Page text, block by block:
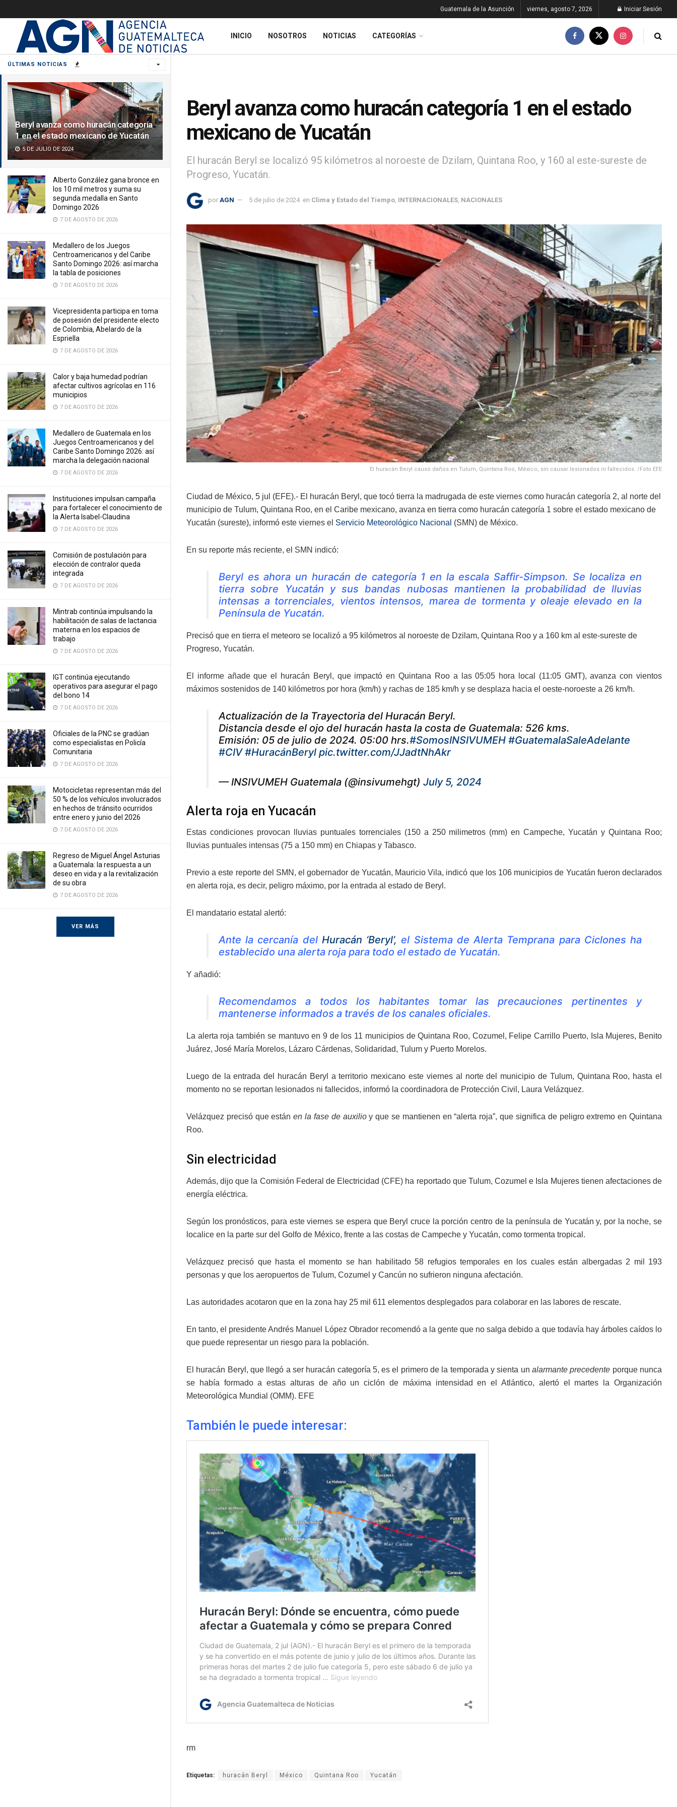
ÚLTIMAS NOTICIAS
Beryl avanza como huracán categoría
1 en el estado mexicano de Yucatán
5 DE JULIO DE 2024
Alberto González gana bronce en
los 10 mil metros y suma su
segunda medalla en Santo
Domingo 2026
7 DE AGOSTO DE 2026
Medallero de los Juegos
Centroamericanos y del Caribe
Santo Domingo 2026: así marcha
la tabla de posiciones
7 DE AGOSTO DE 2026
Vicepresidenta participa en toma
de posesión del presidente electo
de Colombia, Abelardo de la
Espriella
7 DE AGOSTO DE 2026
Calor y baja humedad podrían
afectar cultivos agrícolas en 116
municipios
7 DE AGOSTO DE 2026
Medallero de Guatemala en los
Juegos Centroamericanos y del
Caribe Santo Domingo 2026: así
marcha la delegación nacional
7 DE AGOSTO DE 2026
Instituciones impulsan campaña
para fortalecer el conocimiento de
la Alerta Isabel-Claudina
7 DE AGOSTO DE 2026
Comisión de postulación para
elección de contralor queda
integrada
7 DE AGOSTO DE 2026
Mintrab continúa impulsando la
habilitación de salas de lactancia
materna en los espacios de
trabajo
7 DE AGOSTO DE 2026
IGT continúa ejecutando
operativos para asegurar el pago
del bono 14
7 DE AGOSTO DE 2026
Oficiales de la PNC se gradúan
como especialistas en Policía
Comunitaria
7 DE AGOSTO DE 2026
Motocicletas representan más del
50 % de los vehículos involucrados
en hechos de tránsito ocurridos
entre enero y junio del 2026
7 DE AGOSTO DE 2026
Regreso de Miguel Ángel Asturias
a Guatemala: la respuesta a un
deseo en vida y a la revitalización
de su obra
7 DE AGOSTO DE 2026
VER MÁS
Guatemala de la Asunción viernes, agosto 7, 2026 Iniciar Sesión
INICIO NOSOTROS NOTICIAS CATEGORÍAS
Beryl avanza como huracán categoría 1 en el estado
mexicano de Yucatán
El huracán Beryl se localizó 95 kilómetros al noroeste de Dzilam, Quintana Roo, y 160 al este-sureste de
Progreso, Yucatán.
por AGN 5 de julio de 2024 en Clima y Estado del Tiempo INTERNACIONALES NACIONALES
El huracán Beryl causó daños en Tulum, Quintana Roo, México, sin causar lesionados ni fallecidos. /Foto EFE
Ciudad de México, 5 jul (EFE).- El huracán Beryl, que tocó tierra la madrugada de este viernes como huracán categoría 2, al norte del
municipio de Tulum, Quintana Roo, en el Caribe mexicano, avanza en tierra como huracán categoría 1 sobre el estado mexicano de
Yucatán (sureste), informó este viernes el Servicio Meteorológico Nacional (SMN) de México.
En su reporte más reciente, el SMN indicó:
Beryl es ahora un huracán de categoría 1 en la escala Saffir-Simpson. Se localiza en
tierra sobre Yucatán y sus bandas nubosas mantienen la probabilidad de lluvias
intensas a torrenciales, vientos intensos, marea de tormenta y oleaje elevado en la
Península de Yucatán.
Precisó que en tierra el meteoro se localizó a 95 kilómetros al noroeste de Dzilam, Quintana Roo y a 160 km al este-sureste de
Progreso, Yucatán.
El informe añade que el huracán Beryl, que impactó en Quintana Roo a las 05:05 hora local (11:05 GMT), avanza con vientos
máximos sostenidos de 140 kilómetros por hora (km/h) y rachas de 185 km/h y se desplaza hacia el oeste-noroeste a 26 km/h.
Actualización de la Trayectoria del Huracán Beryl.
Distancia desde el ojo del huracán hasta la costa de Guatemala: 526 kms.
Emisión: 05 de julio de 2024. 05:00 hrs.#SomosINSIVUMEH #GuatemalaSaleAdelante
#CIV #HuracánBeryl pic.twitter.com/JJadtNhAkr
— INSIVUMEH Guatemala (@insivumehgt) July 5, 2024
Alerta roja en Yucacán
Estas condiciones provocan lluvias puntuales torrenciales (150 a 250 milimetros (mm) en Campeche, Yucatán y Quintana Roo;
lluvias puntuales intensas (75 a 150 mm) en Chiapas y Tabasco.
Previo a este reporte del SMN, el gobernador de Yucatán, Mauricio Vila, indicó que los 106 municipios de Yucatán fueron declarados
en alerta roja, es decir, peligro máximo, por la entrada al estado de Beryl.
El mandatario estatal alertó:
Ante la cercanía del Huracán ‘Beryl’, el Sistema de Alerta Temprana para Ciclones ha
establecido una alerta roja para todo el estado de Yucatán.
Y añadió:
Recomendamos a todos los habitantes tomar las precauciones pertinentes y
mantenerse informados a través de los canales oficiales.
La alerta roja también se mantuvo en 9 de los 11 municipios de Quintana Roo, Cozumel, Felipe Carrillo Puerto, Isla Mujeres, Benito
Juárez, José María Morelos, Lázaro Cárdenas, Solidaridad, Tulum y Puerto Morelos.
Luego de la entrada del huracán Beryl a territorio mexicano este viernes al norte del municipio de Tulum, Quintana Roo, hasta el
momento no se reportan lesionados ni fallecidos, informó la coordinadora de Protección Civil, Laura Velázquez.
Velázquez precisó que estánen la fase de auxilioy que se mantienen en “alerta roja”, que significa de peligro extremo en Quintana
Roo.
Sin electricidad
Además, dijo que la Comisión Federal de Electricidad (CFE) ha reportado que Tulum, Cozumel e Isla Mujeres tienen afectaciones de
energía eléctrica.
Según los pronósticos, para este viernes se espera que Beryl cruce la porción centro de la península de Yucatán y, por la noche, se
localice en la parte sur del Golfo de México, frente a las costas de Campeche y Yucatán, como tormenta tropical.
Velázquez precisó que hasta el momento se han habilitado 58 refugios temporales en los cuales están albergadas 2 mil 193
personas y que los aeropuertos de Tulum, Cozumel y Cancún no sufrieron ninguna afectación.
Las autoridades acotaron que en la zona hay 25 mil 611 elementos desplegados para colaborar en las labores de rescate.
En tanto, el presidente Andrés Manuel López Obrador recomendó a la gente que no salga debido a que todavía hay árboles caídos lo
que puede representar un riesgo para la población.
El huracán Beryl, que llegó a ser huracán categoría 5, es el primero de la temporada y sienta unalarmante precedente porque nunca
se había formado a estas alturas de año un ciclón de máxima intensidad en el Atlántico, alertó el martes la Organización
Meteorológica Mundial (OMM). EFE
También le puede interesar:
rm
Etiquetas: huracán Beryl México Quintana Roo Yucatán